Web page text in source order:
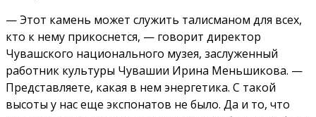
— Этот камень может служить талисманом для всех,
кто к нему прикоснется, — говорит директор
Чувашского национального музея, заслуженный
работник культуры Чувашии Ирина Меньшикова. —
Представляете, какая в нем энергетика. С такой
высоты у нас еще экспонатов не было. Да и то, что